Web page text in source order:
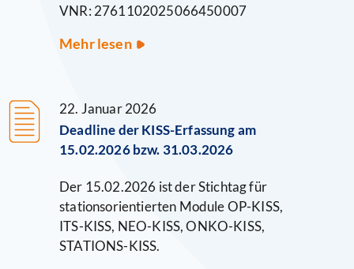
VNR: 2761102025066450007
Mehr lesenTeilnahmebescheinigungen
22. Januar 2026
Deadline der KISS-Erfassung am
15.02.2026 bzw. 31.03.2026
Der 15.02.2026 ist der Stichtag für
stationsorientierten Module OP-KISS,
ITS-KISS, NEO-KISS, ONKO-KISS,
STATIONS-KISS.